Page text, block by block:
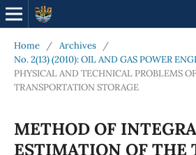
Home / Archives
/
No. 2(13) (2010): OIL AND GAS POWER
PHYSICAL AND TECHNICAL PROBLEMS
TRANSPORTATION STORAGE
METHOD OF
ESTIMATION OF THE